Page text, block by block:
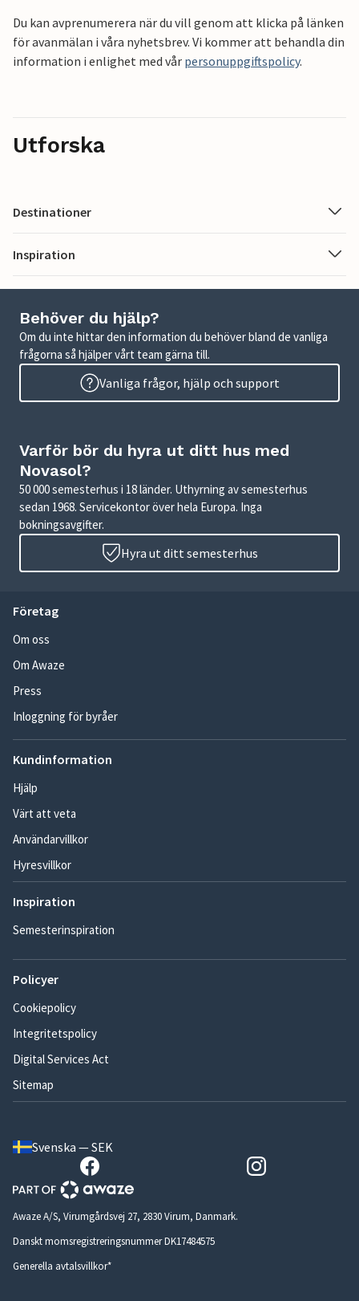
Du kan avprenumerera när du vill genom att klicka på länken
för avanmälan i våra nyhetsbrev. Vi kommer att behandla din
information i enlighet med vår personuppgiftspolicy.
Utforska
Destinationer
Inspiration
Behöver du hjälp?
Om du inte hittar den information du behöver bland de vanliga
frågorna så hjälper vårt team gärna till.
Vanliga frågor, hjälp och support
Varför bör du hyra ut ditt hus med
Novasol?
50 000 semesterhus i 18 länder. Uthyrning av semesterhus
sedan 1968. Servicekontor över hela Europa. Inga
bokningsavgifter.
Hyra ut ditt semesterhus
Företag
Om oss
Om Awaze
Press
Inloggning för byråer
Kundinformation
Hjälp
Värt att veta
Användarvillkor
Hyresvillkor
Inspiration
Semesterinspiration
Policyer
Cookiepolicy
Integritetspolicy
Digital Services Act
Sitemap
Svenska — SEK
Awaze A/S, Virumgårdsvej 27, 2830 Virum, Danmark.
Danskt momsregistreringsnummer DK17484575
Generella avtalsvillkor*